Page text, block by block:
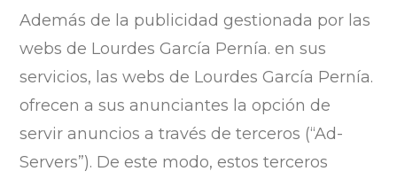
Además de la publicidad gestionada por las
webs de Lourdes García Pernía. en sus
servicios, las webs de Lourdes García Pernía.
ofrecen a sus anunciantes la opción de
servir anuncios a través de terceros (“Ad-
Servers”). De este modo, estos terceros